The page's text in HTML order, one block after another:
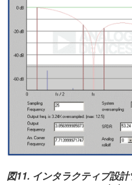
図11. インタラクティブ設